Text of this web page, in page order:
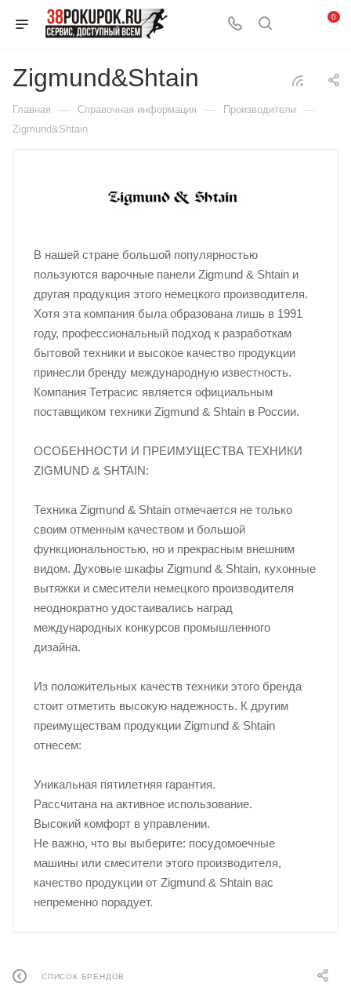
0
Zigmund&Shtain
Главная — Справочная информация — Производители —
Zigmund&Shtain
В нашей стране большой популярностью
пользуются варочные панели Zigmund & Shtain и
другая продукция этого немецкого производителя.
Хотя эта компания была образована лишь в 1991
году, профессиональный подход к разработкам
бытовой техники и высокое качество продукции
принесли бренду международную известность.
Компания Тетрасис является официальным
поставщиком техники Zigmund & Shtain в России.
ОСОБЕННОСТИ И ПРЕИМУЩЕСТВА ТЕХНИКИ
ZIGMUND & SHTAIN:
Техника Zigmund & Shtain отмечается не только
своим отменным качеством и большой
функциональностью, но и прекрасным внешним
видом. Духовые шкафы Zigmund & Shtain, кухонные
вытяжки и смесители немецкого производителя
неоднократно удостаивались наград
международных конкурсов промышленного
дизайна.
Из положительных качеств техники этого бренда
стоит отметить высокую надежность. К другим
преимуществам продукции Zigmund & Shtain
отнесем:
Уникальная пятилетняя гарантия.
Рассчитана на активное использование.
Высокий комфорт в управлении.
Не важно, что вы выберите: посудомоечные
машины или смесители этого производителя,
качество продукции от Zigmund & Shtain вас
непременно порадует.
СПИСОК БРЕНДОВ